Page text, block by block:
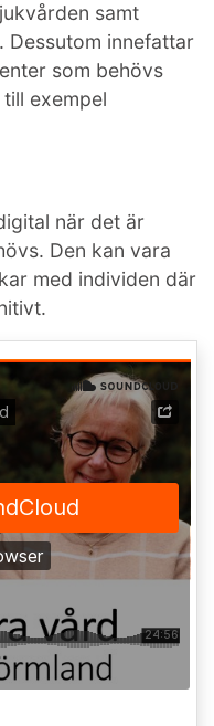
samt
Dessutom innefattar
som behövs
exempel
när det är
Den kan vara
med individen där